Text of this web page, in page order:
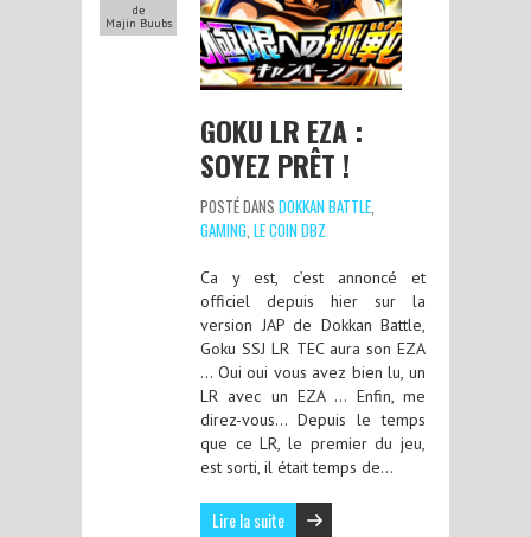
de
Majin Buubs
GOKU LR EZA :
SOYEZ PRÊT !
POSTÉ DANS DOKKAN BATTLE
GAMING LE COIN DBZ
Ca y est, c’est annoncé et
officiel depuis hier sur la
version JAP de Dokkan Battle,
Goku SSJ LR TEC aura son EZA
… Oui oui vous avez bien lu, un
LR avec un EZA … Enfin, me
direz-vous… Depuis le temps
que ce LR, le premier du jeu,
est sorti, il était temps de…
Lire la suite